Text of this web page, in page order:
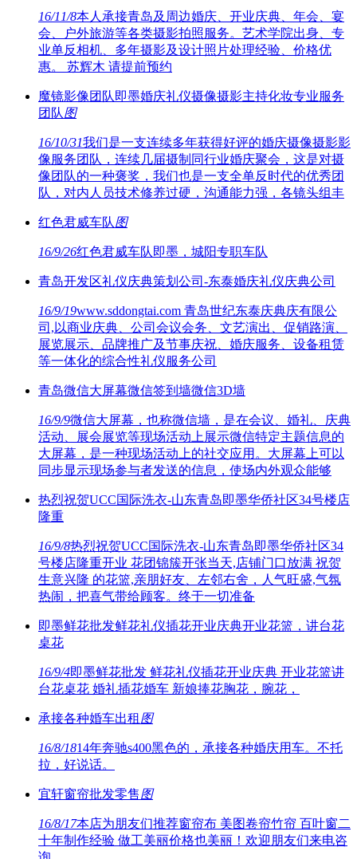
16/11/8本人承接青岛及周边婚庆、开业庆典、年会、宴
会、户外旅游等各类摄影拍照服务。艺术学院出身、专
业单反相机、多年摄影及设计照片处理经验、价格优
惠。 苏辉木 请提前预约
魔镜影像团队即墨婚庆礼仪摄像摄影主持化妆专业服务
团队图
16/10/31我们是一支连续多年获得好评的婚庆摄像摄影影
像服务团队，连续几届摄制同行业婚庆聚会，这是对摄
像团队的一种褒奖，我们也是一支全单反时代的优秀团
队，对内人员技术修养过硬，沟通能力强，各镜头组丰
红色君威车队图
16/9/26红色君威车队即墨，城阳专职车队
青岛开发区礼仪庆典策划公司-东泰婚庆礼仪庆典公司
16/9/19www.sddongtai.com 青岛世纪东泰庆典庆有限公
司,以商业庆典、公司会议会务、文艺演出、促销路演、
展览展示、品牌推广及节事庆祝、婚庆服务、设备租赁
等一体化的综合性礼仪服务公司
青岛微信大屏幕微信签到墙微信3D墙
16/9/9微信大屏幕，也称微信墙，是在会议、婚礼、庆典
活动、展会展览等现场活动上展示微信特定主题信息的
大屏幕，是一种现场活动上的社交应用。大屏幕上可以
同步显示现场参与者发送的信息，使场内外观众能够
热烈祝贺UCC国际洗衣-山东青岛即墨华侨社区34号楼店
隆重
16/9/8热烈祝贺UCC国际洗衣-山东青岛即墨华侨社区34
号楼店隆重开业 花团锦簇开张当天,店铺门口放满 祝贺
生意兴隆 的花篮,亲朋好友、左邻右舍，人气旺盛,气氛
热闹，把喜气带给顾客。终于一切准备
即墨鲜花批发鲜花礼仪插花开业庆典开业花篮，讲台花
桌花
16/9/4即墨鲜花批发 鲜花礼仪插花开业庆典 开业花篮讲
台花桌花 婚礼插花婚车 新娘捧花胸花，腕花，
承接各种婚车出租 图
16/8/1814年奔驰s400黑色的，承接各种婚庆用车。不托
拉，好说话。
宜轩窗帘批发零售图
16/8/17本店为朋友们推荐窗帘布 美图卷帘竹帘 百叶窗二
十年制作经验 做工美丽价格也美丽！欢迎朋友们来电咨